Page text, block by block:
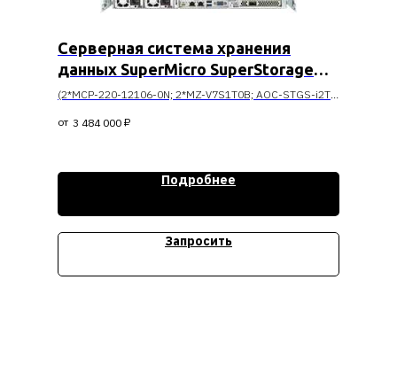
Серверная система хранения
данных SuperMicro SuperStorage
SSG-1029P-NES32R
(2*MCP-220-12106-0N; 2*MZ-V7S1T0B; AOC-STGS-i2T-
3 484 000 ₽
Подробнее
Запросить